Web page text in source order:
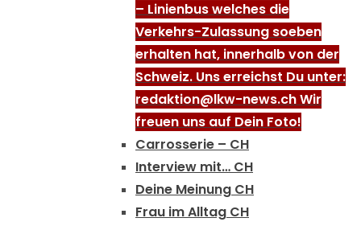
– Linienbus welches die
Verkehrs-Zulassung soeben
erhalten hat, innerhalb von der
Schweiz. Uns erreichst Du unter:
redaktion@lkw-news.ch Wir
freuen uns auf Dein Foto!
Carrosserie – CH
Interview mit… CH
Deine Meinung CH
Frau im Alltag CH